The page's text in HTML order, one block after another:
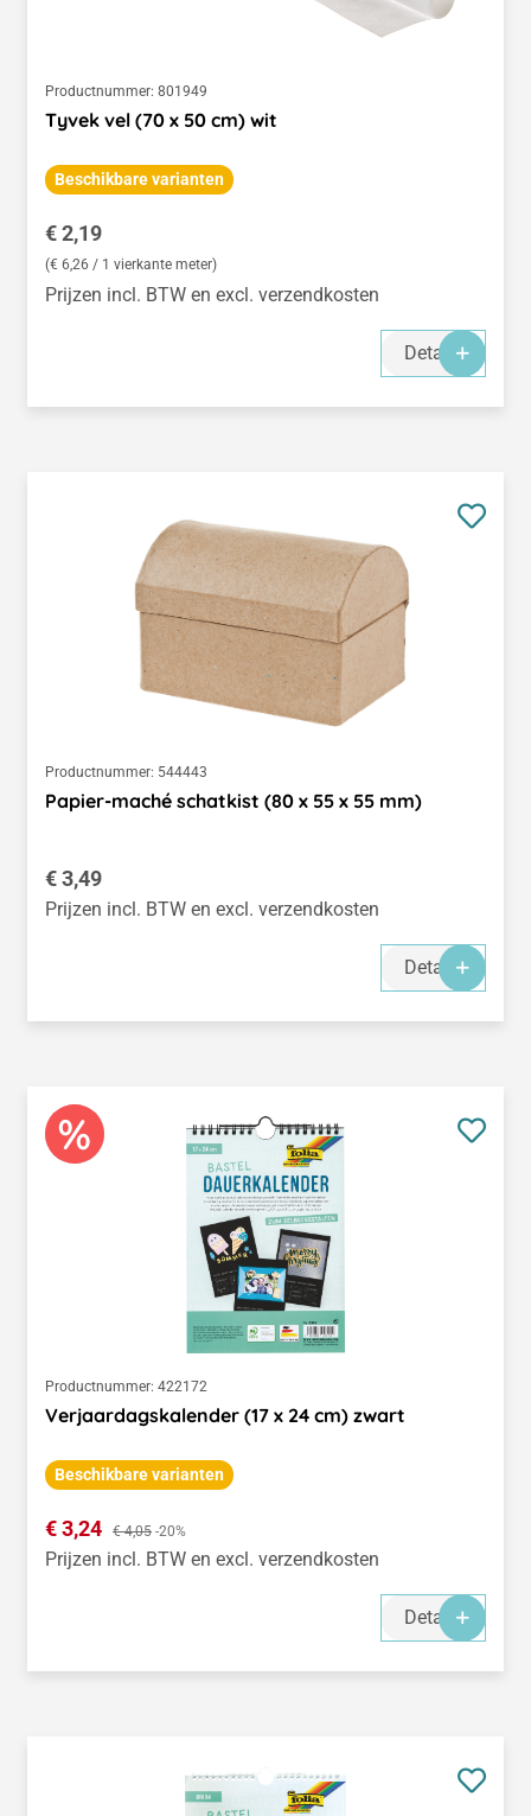
Productnummer: 801949
Tyvek vel (70 x 50 cm) wit
Beschikbare varianten
Normale prijs:
€ 2,19
(€ 6,26 / 1 vierkante meter)
Prijzen incl. BTW en excl. verzendkosten
Details
Productnummer: 544443
Papier-maché schatkist (80 x 55 x 55 mm)
Normale prijs:
€ 3,49
Prijzen incl. BTW en excl. verzendkosten
Details
Productnummer: 422172
Verjaardagskalender (17 x 24 cm) zwart
Beschikbare varianten
Verkoopprijs:
€ 3,24 Normale prijs:
€ 4,05 -20%
Prijzen incl. BTW en excl. verzendkosten
Details